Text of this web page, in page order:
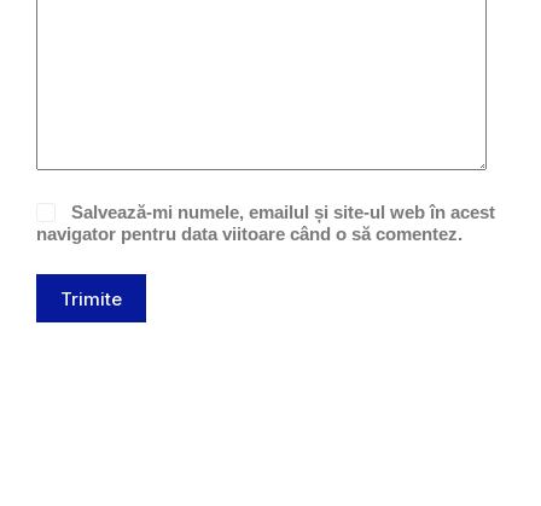
Salvează-mi numele, emailul și site-ul web în acest
navigator pentru data viitoare când o să comentez.
Trimite